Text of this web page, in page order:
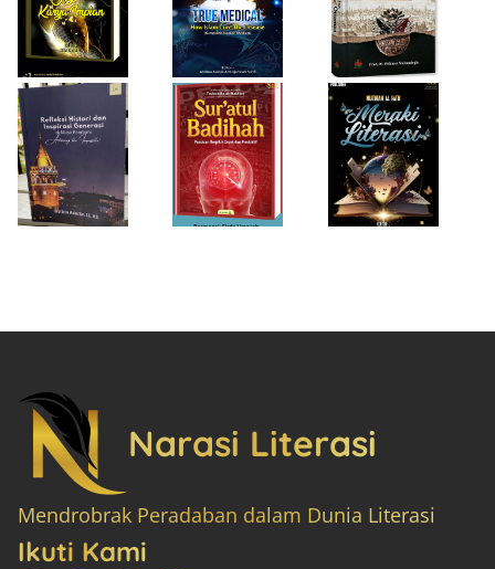
Generasi di Masa
Pandemi
“Achieving the
Impossible”
Panduan Berpikir
Cepat dan
Produktif
Rempaka
Literasiku
Narasi Literasi
Mendrobrak Peradaban dalam Dunia Literasi
Ikuti Kami